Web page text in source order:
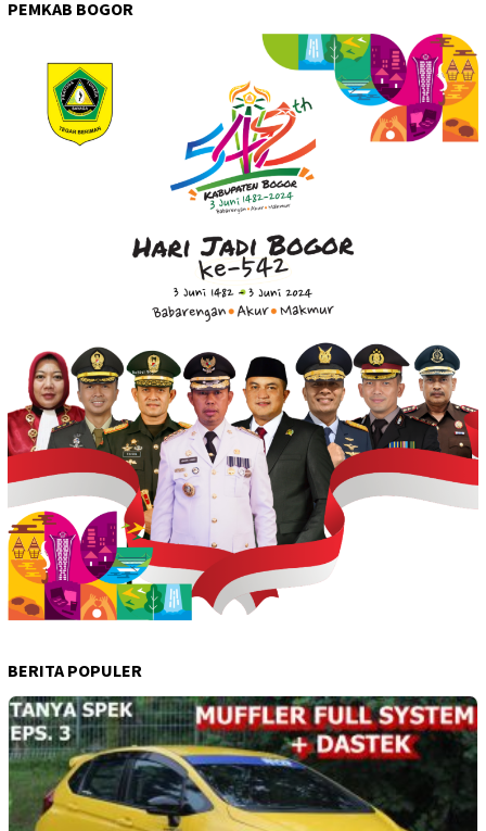
PEMKAB BOGOR
BERITA POPULER